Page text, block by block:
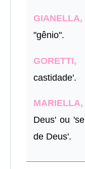
GIANELLA,
"gênio".
GORETTI,
castidade'.
MARIELLA,
Deus' ou
de Deus'.